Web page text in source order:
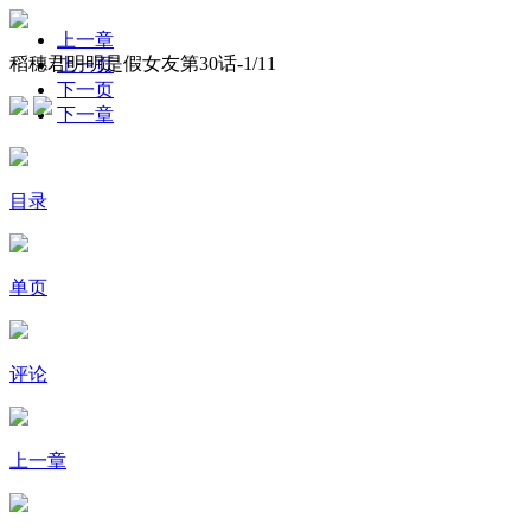
稻穗君明明是假女友第30话-1/11
上一章
上一页
下一页
下一章
目录
单页
评论
上一章